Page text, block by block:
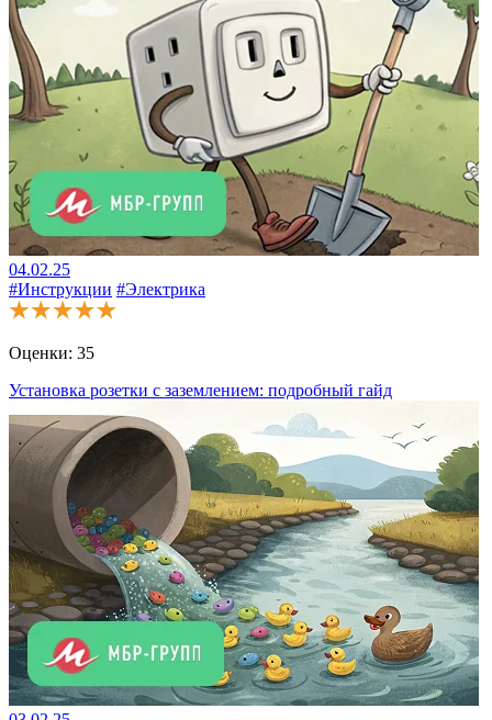
04.02.25
#Инструкции #Электрика
Оценки: 35
Установка розетки с заземлением: подробный гайд